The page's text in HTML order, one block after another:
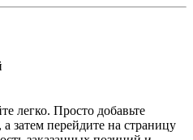
легко. Просто добавьте
затем перейдите на страницу